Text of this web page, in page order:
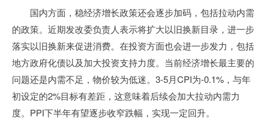
国内方面，稳经济增长政策还会逐步加码，包括拉动内需
的政策。近期发改委负责人表示将扩大以旧换新目录，进一步
落实以旧换新来促进消费。在投资方面也会进一步发力，包括
地方政府化债以及加大投资支持力度。当前经济增长最主要的
问题还是内需不足，物价较为低迷。3-5月CPI为-0.1%，与年
初设定的2%目标有差距，这意味着后续会加大拉动内需力
度。PPI下半年有望逐步收窄跌幅，实现一定回升。